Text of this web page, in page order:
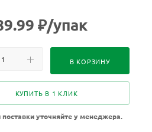
₽/упак
В КОРЗИНУ
КУПИТЬ В 1 КЛИК
поставки уточняйте у менеджера.